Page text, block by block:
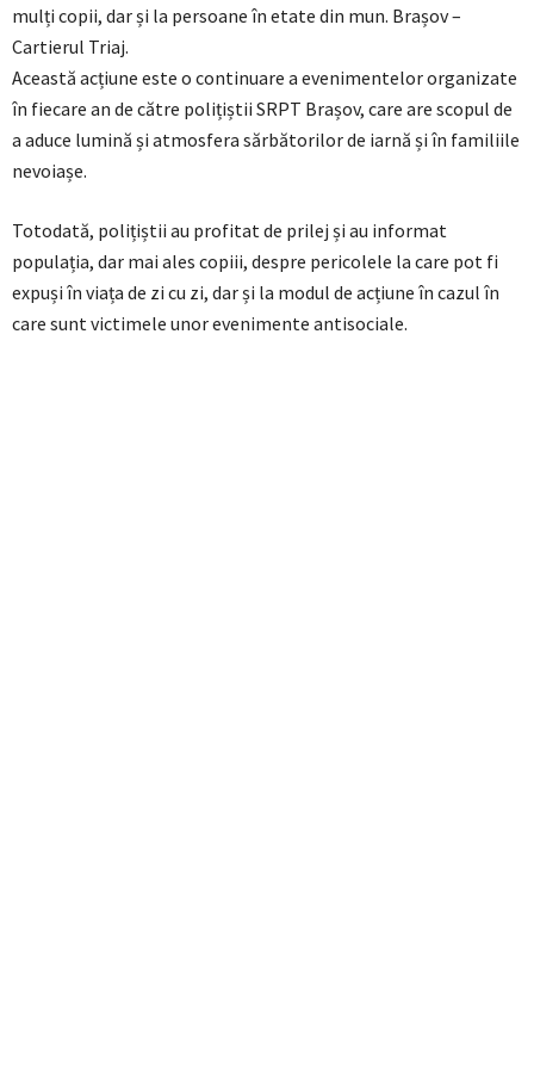
mulți copii, dar și la persoane în etate din mun. Brașov –
Cartierul Triaj.
Această acțiune este o continuare a evenimentelor organizate
în fiecare an de către polițiștii SRPT Brașov, care are scopul de
a aduce lumină și atmosfera sărbătorilor de iarnă și în familiile
nevoiașe.
Totodată, polițiștii au profitat de prilej și au informat
populația, dar mai ales copiii, despre pericolele la care pot fi
expuși în viața de zi cu zi, dar și la modul de acțiune în cazul în
care sunt victimele unor evenimente antisociale.